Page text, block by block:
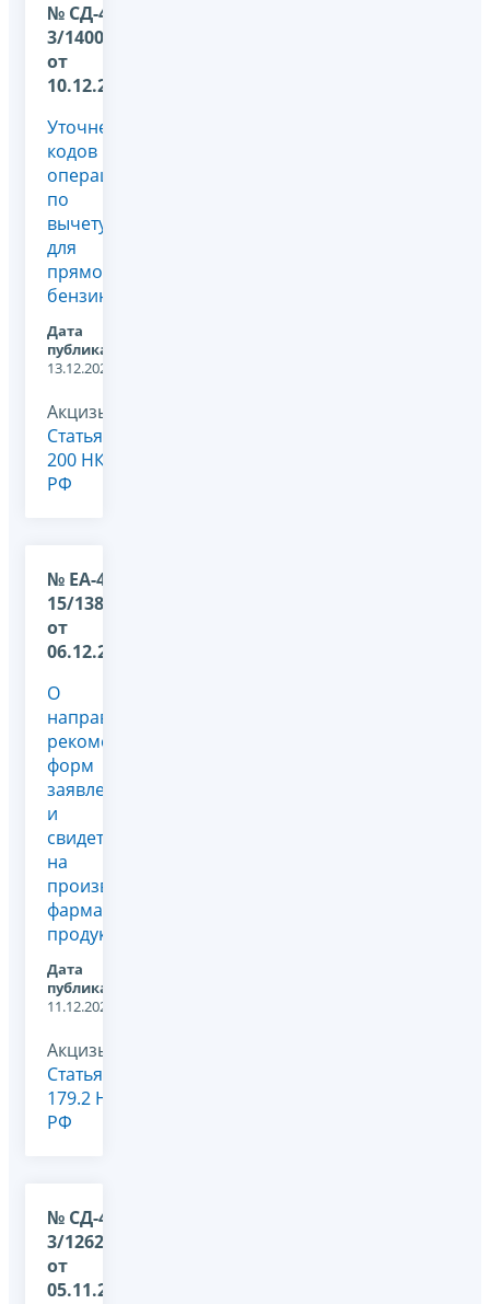
№ СД-4-
3/14008@
от
10.12.2024
Уточнение
кодов
операций
по
вычету
для
прямогонного
бензина
Дата
публикации:
13.12.2024
Акцизы,
Статья
200 НК
РФ
№ ЕА-4-
15/13892@
от
06.12.2024
О
направлении
рекомендуемых
форм
заявления
и
свидетельства
на
производство
фармацевтической
продукции
Дата
публикации:
11.12.2024
Акцизы,
Статья
179.2 НК
РФ
№ СД-4-
3/12629
от
05.11.2024